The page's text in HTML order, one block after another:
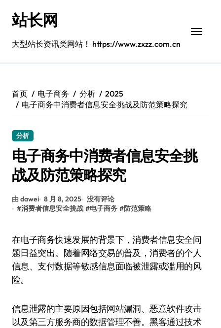
站长网
大型站长资讯类网站！ https://www.zxzz.com.cn
首页 电子商务 分析
2025
电子商务中消费者信息安全挑战及防范策略探究
分析
电子商务中消费者信息安全挑
战及防范策略探究
由 dawei 8 月 8, 2025 没有评论
#消费者信息安全挑战 #电子商务 #防范策略
在电子商务快速发展的背景下，消费者信息安全问
题日益突出。随着网络交易的普及，消费者的个人
信息、支付数据等敏感信息面临被泄露或滥用的风
险。
信息泄露的主要原因包括网站漏洞、恶意软件攻击
以及第三方服务商的数据管理不善。黑客通过技术